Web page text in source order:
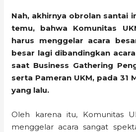
Nah, akhirnya obrolan santai
temu, bahwa Komunitas
harus menggelar acara
besar lagi dibandingkan
saat Business Gathering
serta Pameran UKM, pada 31
yang lalu.
Oleh karena itu, Komunitas
menggelar acara sangat